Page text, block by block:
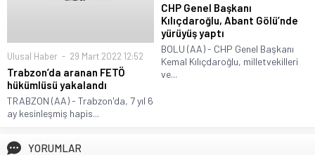
Ulusal Haber 29 Mart 2022 12:52
Trabzon’da aranan FETÖ
hükümlüsü yakalandı
TRABZON (AA) - Trabzon'da, 7 yıl 6
ay kesinleşmiş hapis...
CHP Genel Başkanı
Kılıçdaroğlu, Abant Gölü’nde
yürüyüş yaptı
BOLU (AA) - CHP Genel Başkanı
Kemal Kılıçdaroğlu, milletvekilleri
ve...
YORUMLAR